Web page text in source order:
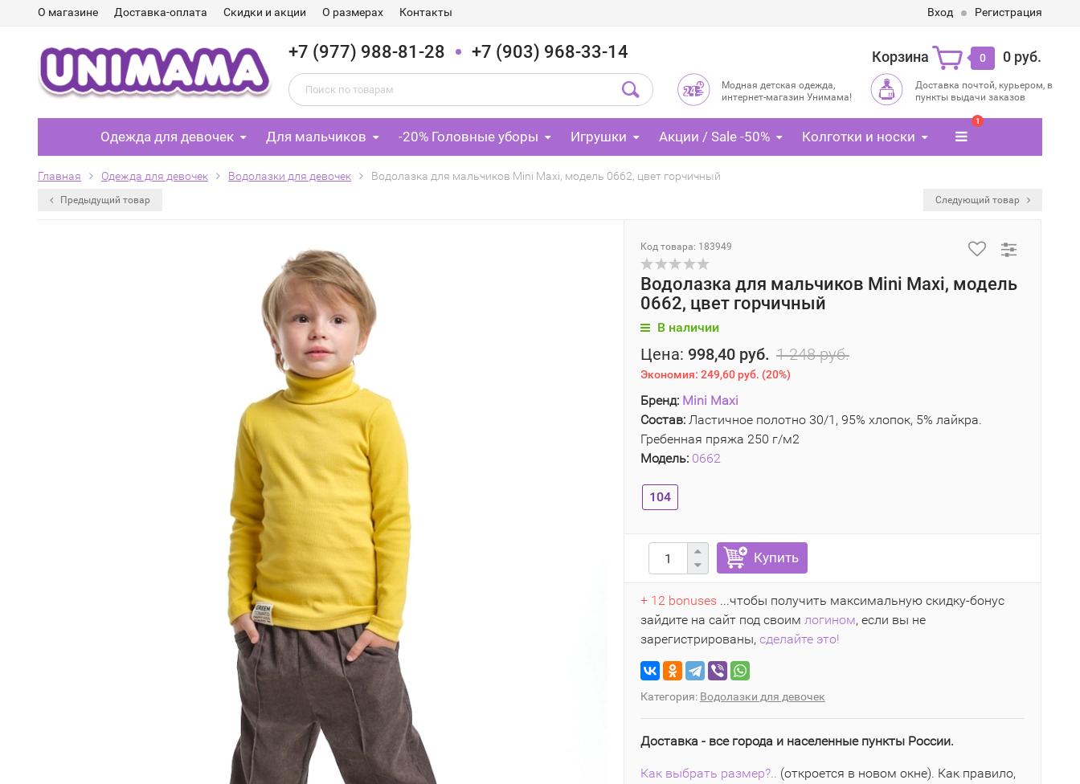
О магазине Доставка-оплата Скидки и акции О размерах Контакты Вход Регистрация
+7 (977) 988-81-28 +7 (903) 968-33-14 Корзина 0 0 руб.
Модная детская одежда,
интернет-магазин Унимама!
Доставка почтой, курьером, в
пункты выдачи заказов
Одежда для девочек Для мальчиков -20% Головные уборы Игрушки Акции / Sale -50% Колготки и носки
1
Главная Одежда для девочек Водолазки для девочек Водолазка для мальчиков Mini Maxi, модель 0662, цвет горчичный
Предыдущий товар Следующий товар
Код товара: 183949
Водолазка для мальчиков Mini Maxi, модель
0662, цвет горчичный
В наличии
Цена: 998,40 руб. 1 248 руб.
Экономия: 249,60 руб. (20%)
Бренд: Mini Maxi
Состав: Ластичное полотно 30/1, 95% хлопок, 5% лайкра.
Гребенная пряжа 250 г/м2
Модель: 0662
104
Купить
+ 12 bonuses ...чтобы получить максимальную скидку-бонус
зайдите на сайт под своим логином, если вы не
зарегистрированы, сделайте это!
Категория: Водолазки для девочек
Доставка - все города и населенные пункты России.
Как выбрать размер?.. (откроется в новом окне). Как правило,